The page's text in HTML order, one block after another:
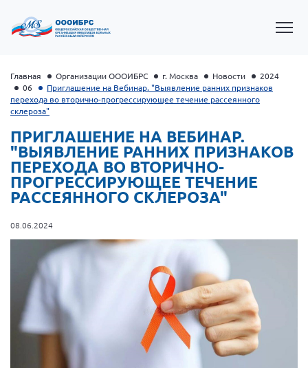
Президент Власов Я.В.
Первый вице-президент Кичигина Н. Ф.
Генеральный директор Матвиевская О.В.
Вице-президент Зрячева Н.В.
Вице-президент Шишлянников Ф.В.
Информационная служба
Отдел международных отношений
Главная Организации ОООИБРС г. Москва Новости
2024
06
Приглашение на Вебинар. "Выявление ранних признаков
перехода во вторично-прогрессирующее течение рассеянного
склероза"
ПРИГЛАШЕНИЕ НА ВЕБИНАР.
"ВЫЯВЛЕНИЕ РАННИХ ПРИЗНАКОВ
ПЕРЕХОДА ВО ВТОРИЧНО-
ПРОГРЕССИРУЮЩЕЕ ТЕЧЕНИЕ
РАССЕЯННОГО СКЛЕРОЗА"
08.06.2024